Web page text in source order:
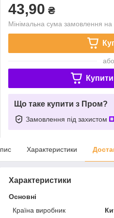
43,90 ₴
Мінімальна сума замовлення
або
Що таке купити з Пром?
Замовлення під захистом
Характеристики
Характеристики
Основні
Країна виробник